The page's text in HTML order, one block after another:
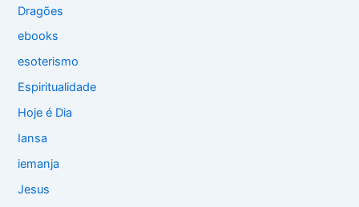
Dragões
ebooks
esoterismo
Espiritualidade
Hoje é Dia
Iansa
iemanja
Jesus